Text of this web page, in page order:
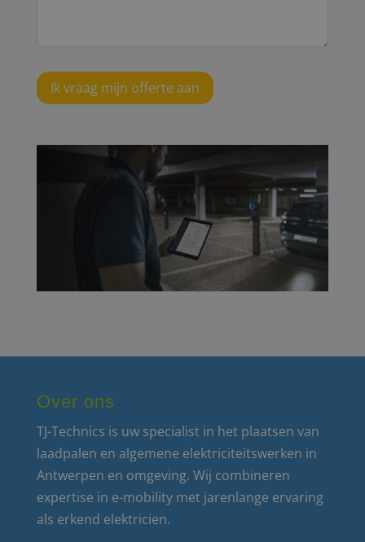
Ik vraag mijn offerte aan
Over ons
TJ-Technics is uw specialist in het plaatsen van
laadpalen en algemene elektriciteitswerken in
Antwerpen en omgeving. Wij combineren
expertise in e-mobility met jarenlange ervaring
als erkend elektricien.